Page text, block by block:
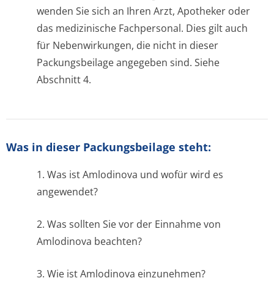
wenden Sie sich an Ihren Arzt, Apotheker oder
das medizinische Fachpersonal. Dies gilt auch
für Nebenwirkungen, die nicht in dieser
Packungsbeilage angegeben sind. Siehe
Abschnitt 4.
Was in dieser Packungsbeilage steht:
1. Was ist Amlodinova und wofür wird es
angewendet?
2. Was sollten Sie vor der Einnahme von
Amlodinova beachten?
3. Wie ist Amlodinova einzunehmen?